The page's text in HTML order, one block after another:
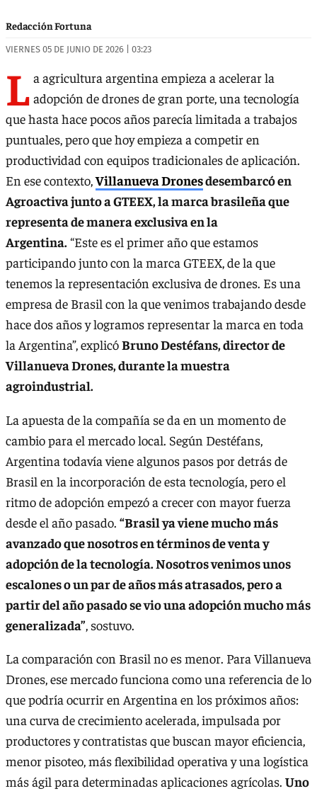
Redacción Fortuna
VIERNES 05 DE JUNIO DE 2026 | 03:23
L a agricultura argentina empieza a acelerar la
adopción de drones de gran porte, una tecnología
que hasta hace pocos años parecía limitada a trabajos
puntuales, pero que hoy empieza a competir en
productividad con equipos tradicionales de aplicación.
En ese contexto,Villanueva Dronesdesembarcó en
Agroactiva junto a GTEEX, la marca brasileña que
representa de manera exclusiva en la
Argentina.“Este es el primer año que estamos
participando junto con la marca GTEEX, de la que
tenemos la representación exclusiva de drones. Es una
empresa de Brasil con la que venimos trabajando desde
hace dos años y logramos representar la marca en toda
la Argentina”, explicóBruno Destéfans, director de
Villanueva Drones, durante la muestra
agroindustrial.
La apuesta de la compañía se da en un momento de
cambio para el mercado local. Según Destéfans,
Argentina todavía viene algunos pasos por detrás de
Brasil en la incorporación de esta tecnología, pero el
ritmo de adopción empezó a crecer con mayor fuerza
desde el año pasado. “Brasil ya viene mucho más
avanzado que nosotros en términos de venta y
adopción de la tecnología. Nosotros venimos unos
escalones o un par de años más atrasados, pero a
partir del año pasado se vio una adopción mucho más
generalizada”, sostuvo.
La comparación con Brasil no es menor. Para Villanueva
Drones, ese mercado funciona como una referencia de lo
que podría ocurrir en Argentina en los próximos años:
una curva de crecimiento acelerada, impulsada por
productores y contratistas que buscan mayor eficiencia,
menor pisoteo, más flexibilidad operativa y una logística
más ágil para determinadas aplicaciones agrícolas. Uno